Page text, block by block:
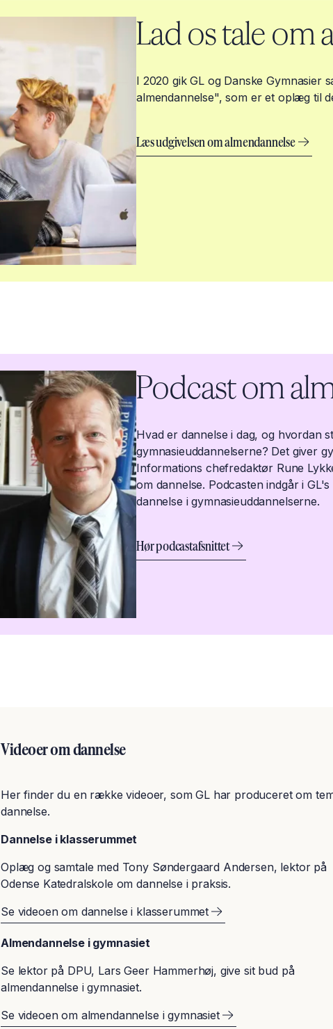
Lad os tale om
I 2020 gik GL og Danske Gymnasier
almendannelse", som er et oplæg til
Læs udgivelsen om almendannelse
Podcast om
Hvad er dannelse i dag, og hvordan
gymnasieuddannelserne? Det giver
Informations chefredaktør Rune
om dannelse. Podcasten indgår i
dannelse i gymnasieuddannelserne.
Hør podcastafsnittet
Videoer om dannelse
Her finder du en række videoer, som GL har produceret om
dannelse.
Dannelse i klasserummet
Oplæg og samtale med Tony Søndergaard Andersen, lektor på
Odense Katedralskole om dannelse i praksis.
Se videoen om dannelse i klasserummet
Almendannelse i gymnasiet
Se lektor på DPU, Lars Geer Hammerhøj, give sit bud på
almendannelse i gymnasiet.​
Se videoen om almendannelse i gymnasiet